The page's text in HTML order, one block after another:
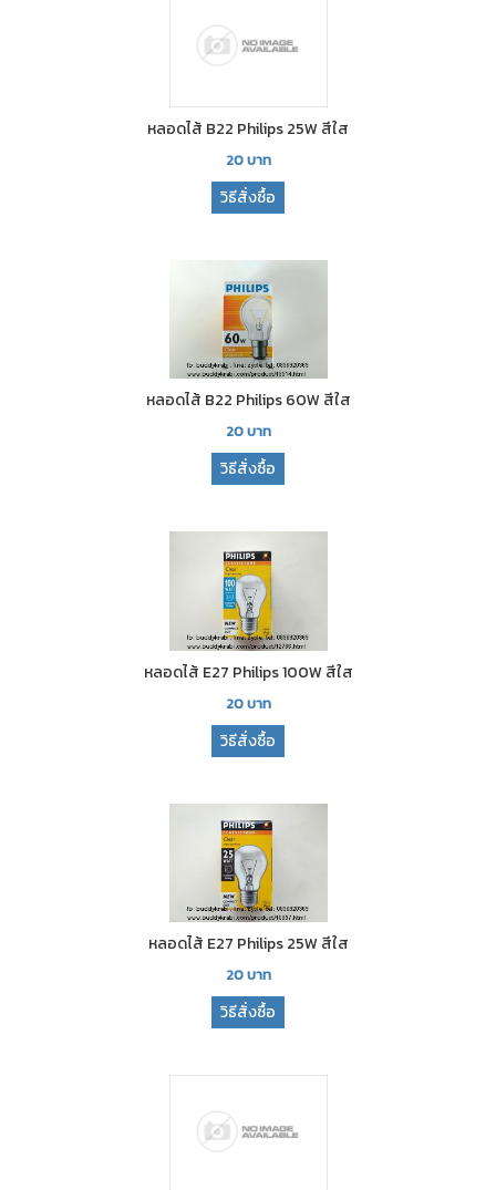
หลอดไส้ B22 Philips 25W สีใส
20บาท
วิธีสั่งซื้อ
หลอดไส้ B22 Philips 60W สีใส
20บาท
วิธีสั่งซื้อ
หลอดไส้ E27 Philips 100W สีใส
20บาท
วิธีสั่งซื้อ
หลอดไส้ E27 Philips 25W สีใส
20บาท
วิธีสั่งซื้อ